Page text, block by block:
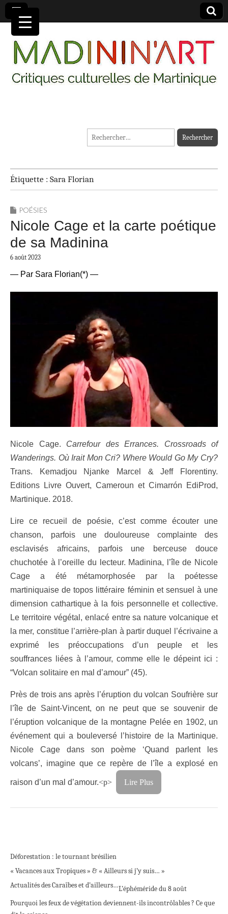
MADININ'ART
Rechercher :
Étiquette : Sara Florian
POÉSIES
Nicole Cage et la carte poétique
de sa Madinina
6 août 2023
— Par Sara Florian(*) —
Nicole Cage. Carrefour des Errances. Crossroads of
Wanderings. Où Irait Mon Cri? Where Would Go My Cry?
Trans. Kemadjou Njanke Marcel & Jeff Florentiny.
Editions Livre Ouvert, Cameroun et Cimarrón EdiProd,
Martinique. 2018.
Lire ce recueil de poésie, c’est comme écouter une
chanson, parfois une douloureuse complainte des
esclavisés africains, parfois une berceuse douce
chuchotée à l’oreille du lecteur. Madinina, l’île de Nicole
Cage a été métamorphosée par la poétesse
martiniquaise de topos littéraire féminin et sensuel à une
dimension cathartique à la fois personnelle et collective.
Le territoire végétal, enlacé entre sa nature volcanique et
la mer, constitue l’arrière-plan à partir duquel l’écrivaine a
exprimé les préoccupations d’un peuple et les
souffrances liées à l’amour, comme elle le dépeint ici :
“Volcan solitaire en mal d’amour” (45).
Près de trois ans après l’éruption du volcan Soufrière sur
l’île de Saint-Vincent, on ne peut que se souvenir de
l’éruption volcanique de la montagne Pelée en 1902, un
événement qui a bouleversé l’histoire de la Martinique.
Nicole Cage dans son poème ‘Quand parlent les
volcans’, imagine que ce repère de l’île a explosé en
raison d’un mal d’amour.<p> Lire Plus
Déforestation : le tournant brésilien
« Vacances aux Tropiques » & « Ailleurs si j’y suis… »
Actualités des Caraïbes et d’ailleurs…L’éphéméride du 8 août
Pourquoi les feux de végétation deviennent-ils incontrôlables ? Ce que